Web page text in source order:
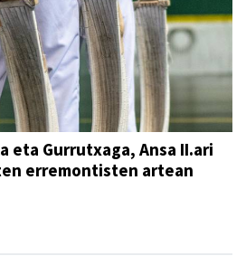
eta Gurrutxaga, Ansa II.ari
erremontisten artean